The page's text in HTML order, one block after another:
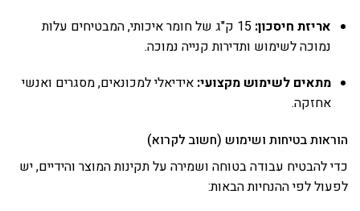
אריזת חיסכון:
15 ק"ג של חומר איכותי, המבטיחים עלות
נמוכה לשימוש ותדירות קנייה נמוכה.
מתאים לשימוש מקצועי: אידיאלי למכונאים, מסגרים ואנשי
אחזקה.
הוראות בטיחות ושימוש (חשוב לקרוא)
כדי להבטיח עבודה בטוחה ושמירה על תקינות המוצר והידיים, יש
לפעול לפי ההנחיות הבאות: